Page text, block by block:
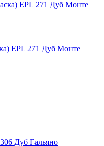
EPL 271 Дуб Монте